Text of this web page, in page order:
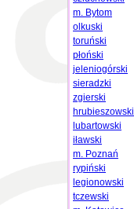
m. Bytom
olkuski
toruński
płoński
jeleniogórski
sieradzki
zgierski
hrubieszowski
lubartowski
iławski
m. Poznań
rypiński
legionowski
tczewski